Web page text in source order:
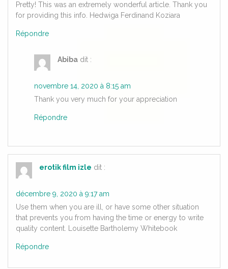
Pretty! This was an extremely wonderful article. Thank you
for providing this info. Hedwiga Ferdinand Koziara
Répondre
Abiba dit :
novembre 14, 2020 à 8:15 am
Thank you very much for your appreciation
Répondre
erotik film izle dit :
décembre 9, 2020 à 9:17 am
Use them when you are ill, or have some other situation
that prevents you from having the time or energy to write
quality content. Louisette Bartholemy Whitebook
Répondre